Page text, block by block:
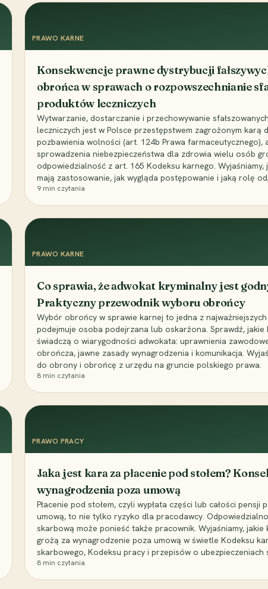
PRAWO KARNE
Konsekwencje prawne dystrybucji
obrońca w sprawach o rozpowszechnianie
produktów leczniczych
Wytwarzanie, dostarczanie i przechowywanie
leczniczych jest w Polsce przestępstwem zagrożonym karą
pozbawienia wolności (art. 124b Prawa farmaceutycznego),
sprowadzenia niebezpieczeństwa dla zdrowia wielu osób
odpowiedzialność z art. 165 Kodeksu karnego. Wyjaśniamy,
mają zastosowanie, jak wygląda postępowanie i jaką rolę
9 min czytania
PRAWO KARNE
Co sprawia, że adwokat kryminalny jest
Praktyczny przewodnik wyboru obrońcy
Wybór obrońcy w sprawie karnej to jedna z najważniejszych
podejmuje osoba podejrzana lub oskarżona. Sprawdź,
świadczą o wiarygodności adwokata: uprawnienia
obrończa, jawne zasady wynagrodzenia i komunikacja.
do obrony i obrońcę z urzędu na gruncie polskiego prawa.
8 min czytania
PRAWO PRACY
Jaka jest kara za płacenie pod stołem?
wynagrodzenia poza umową
Płacenie pod stołem, czyli wypłata części lub całości pensji
umową, to nie tylko ryzyko dla pracodawcy.
skarbową może ponieść także pracownik. Wyjaśniamy, jakie
grożą za wynagrodzenie poza umową w świetle Kodeksu
skarbowego, Kodeksu pracy i przepisów o ubezpieczeniach
8 min czytania